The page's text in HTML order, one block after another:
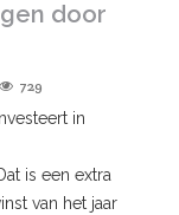
door
729
in
is een extra
van het jaar